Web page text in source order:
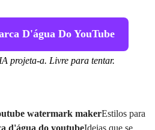
D'água Do YouTube
projeta-a. Livre para tentar.
watermark makerEstilos para
d'água do youtubeIdeias que se